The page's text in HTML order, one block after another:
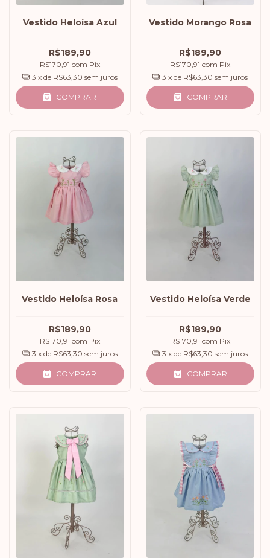
Vestido Heloísa Azul
R$189,90
R$170,91 com Pix
3 x de R$63,30 sem juros
COMPRAR
Vestido Morango Rosa
R$189,90
R$170,91com Pix
3 x de R$63,30 sem juros
COMPRAR
Vestido Heloísa Rosa
R$189,90
R$170,91 com Pix
3 x de R$63,30 sem juros
COMPRAR
Vestido Heloísa Verde
R$189,90
R$170,91com Pix
3 x de R$63,30 sem juros
COMPRAR